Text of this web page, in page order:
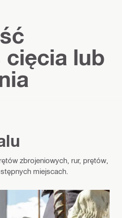
cięcia lub
zbrojeniowych, rur, prętów,
miejscach.